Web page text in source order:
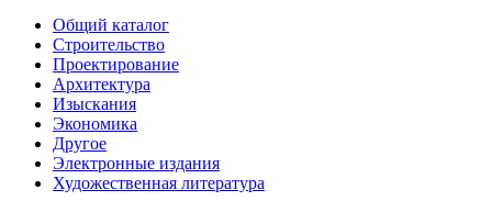
Общий каталог
Строительство
Проектирование
Архитектура
Изыскания
Экономика
Другое
Электронные издания
Художественная литература